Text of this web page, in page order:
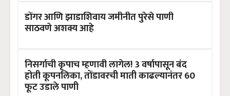
डोंगर आणि झाडाशिवाय जमीनीत पुरेसे पाणी
साठवणे अशक्य आहे
निसर्गाची कृपाच म्हणावी लागेल! 3 वर्षापासून बंद
होती कूपनलिका, तोंडावरची माती काढल्यानंतर 60
फूट उडाले पाणी